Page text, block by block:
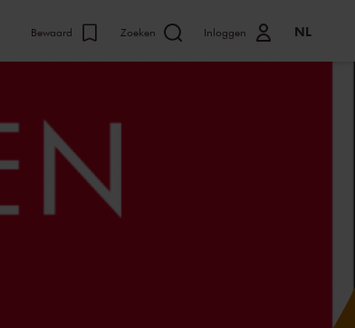
Bewaard Zoeken Inloggen NL